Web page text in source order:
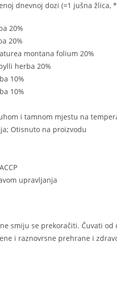
dnevnoj dozi (=1 jušna žlica,
20%
20%
montana folium 20%
herba 20%
10%
10%
i tamnom mjestu na
Otisnuto na proizvodu
upravljanja
smiju se prekoračiti. Čuvati
i raznovrsne prehrane i